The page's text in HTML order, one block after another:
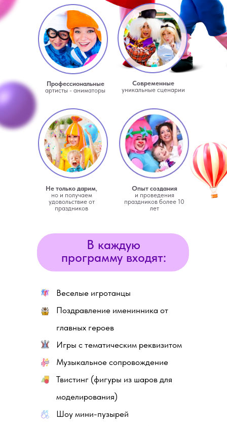
Не только дарим,
но и получаем
удовольствие от
праздников
Современные
уникальные сценарии
Профессиональные
артисты - аниматоры
Опыт создания
и проведения
праздников более 10
лет
Веселые игротанцы
Поздравление именинника от
главных героев
Игры с тематическим реквизитом
Музыкальное сопровождение
Твистинг (фигуры из шаров для
моделирования)
Шоу мини-пузырей
В каждую
программу входят: